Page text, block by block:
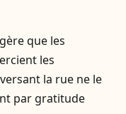
que les
les
la rue ne le
par gratitude